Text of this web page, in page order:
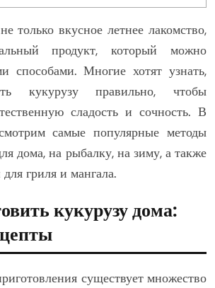
только вкусное летнее лакомство,
продукт, который можно
способами. Многие хотят узнать,
кукурузу правильно, чтобы
сладость и сочность. В
самые популярные методы
дома, на рыбалку, на зиму, а также
гриля и мангала.
кукурузу дома:
существует множество